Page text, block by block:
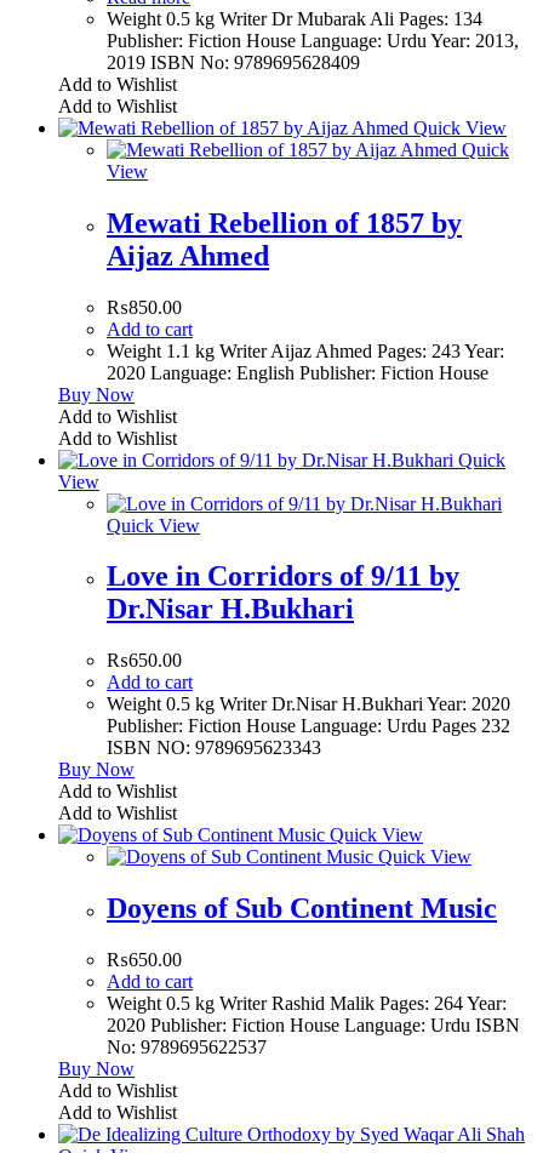
Weight 0.5 kg Writer Dr Mubarak Ali Pages: 134
Publisher: Fiction House Language: Urdu Year: 2013,
2019 ISBN No: 9789695628409
Add to Wishlist
Add to Wishlist
Quick View
Quick
View
Mewati Rebellion of 1857 by
Aijaz Ahmed
₨850.00
Add to cart
Weight 1.1 kg Writer Aijaz Ahmed Pages: 243 Year:
2020 Language: English Publisher: Fiction House
Buy Now
Add to Wishlist
Add to Wishlist
Quick
View
Quick View
Love in Corridors of 9/11 by
Dr.Nisar H.Bukhari
₨650.00
Add to cart
Weight 0.5 kg Writer Dr.Nisar H.Bukhari Year: 2020
Publisher: Fiction House Language: Urdu Pages 232
ISBN NO: 9789695623343
Buy Now
Add to Wishlist
Add to Wishlist
Quick View
Quick View
Doyens of Sub Continent Music
₨650.00
Add to cart
Weight 0.5 kg Writer Rashid Malik Pages: 264 Year:
2020 Publisher: Fiction House Language: Urdu ISBN
No: 9789695622537
Buy Now
Add to Wishlist
Add to Wishlist